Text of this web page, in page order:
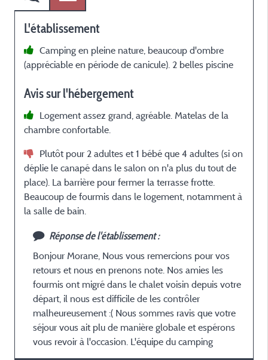
L'établissement
Camping en pleine nature, beaucoup d'ombre
(appréciable en période de canicule). 2 belles piscine
Avis sur l'hébergement
Logement assez grand, agréable. Matelas de la
chambre confortable.
Plutôt pour 2 adultes et 1 bébé que 4 adultes (si on
déplie le canapé dans le salon on n'a plus du tout de
place). La barrière pour fermer la terrasse frotte.
Beaucoup de fourmis dans le logement, notamment à
la salle de bain.
Réponse de l'établissement :
Bonjour Morane, Nous vous remercions pour vos
retours et nous en prenons note. Nos amies les
fourmis ont migré dans le chalet voisin depuis votre
départ, il nous est difficile de les contrôler
malheureusement :( Nous sommes ravis que votre
séjour vous ait plu de manière globale et espérons
vous revoir à l'occasion. L'équipe du camping